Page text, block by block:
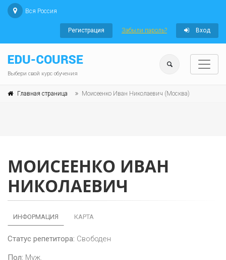
Вся Россия
Регистрация Забыли пароль? Вход
Выбери свой курс обучения
Главная страница Моисеенко Иван Николаевич (Москва)
МОИСЕЕНКО ИВАН
НИКОЛАЕВИЧ
ИНФОРМАЦИЯ КАРТА
Статус репетитора: Свободен
Пол: Муж.